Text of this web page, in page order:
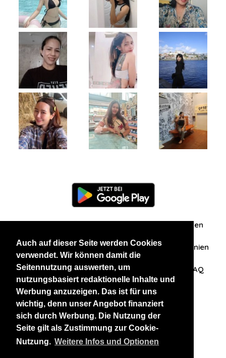
Auch auf dieser Seite werden Cookies
verwendet. Wir können damit die
Seitennutzung auswerten, um
nutzungsbasiert redaktionelle Inhalte und
Werbung anzuzeigen. Das ist für uns
wichtig, denn unser Angebot finanziert
sich durch Werbung. Die Nutzung der
Seite gilt als Zustimmung zur Cookie-
Nutzung. Weitere Infos und Optionen
Zuschriften/Erfahrungen
Datenschutzerklärung AGB Datenschutzrichtlinien
Nehmen Sie Kontakt mit uns auf FAQ
Unsere anderen Websites
BlackAndBeauties RussianKisses